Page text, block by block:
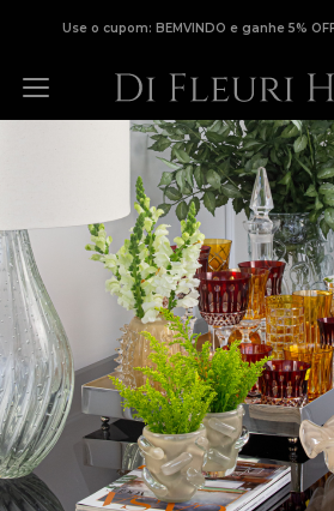
Use o cupom: BEMVINDO e ganhe 5%